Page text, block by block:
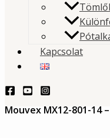
Kapcsolat
Ez az ipari tömítés
szelepének felfekvő
Leírás
Mouvex MX12-801-14